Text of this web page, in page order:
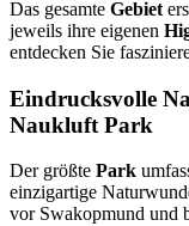
Das gesamte Gebiet
jeweils ihre eigenen
entdecken Sie
Eindrucksvolle
Naukluft Park
Der größte Park
einzigartige
vor Swakopmund und